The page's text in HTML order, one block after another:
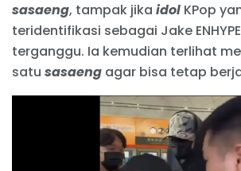
sasaeng, tampak jika idol KPop
teridentifikasi sebagai Jake
terganggu. Ia kemudian terlihat
satu sasaeng agar bisa tetap